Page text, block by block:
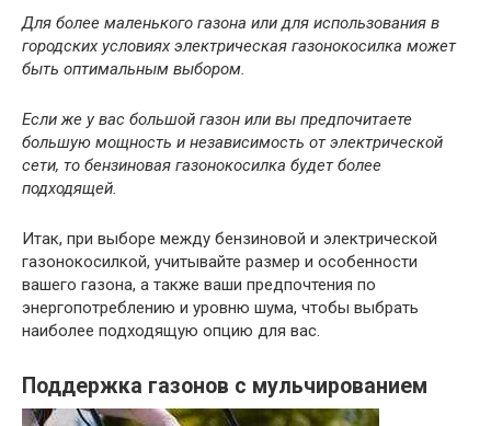
Для более маленького газона или для использования в
городских условиях электрическая газонокосилка может
быть оптимальным выбором.
Если же у вас большой газон или вы предпочитаете
большую мощность и независимость от электрической
сети, то бензиновая газонокосилка будет более
подходящей.
Итак, при выборе между бензиновой и электрической
газонокосилкой, учитывайте размер и особенности
вашего газона, а также ваши предпочтения по
энергопотреблению и уровню шума, чтобы выбрать
наиболее подходящую опцию для вас.
Поддержка газонов с мульчированием